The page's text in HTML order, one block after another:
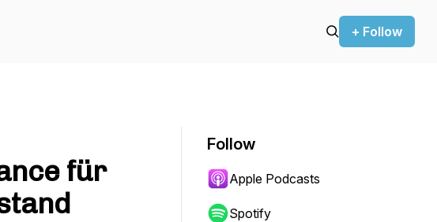
+ Follow
für
Follow
Apple Podcasts
Spotify